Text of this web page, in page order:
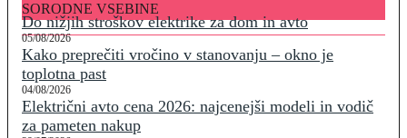
SORODNE VSEBINE
Do nižjih stroškov elektrike za dom in avto
05/08/2026
Kako preprečiti vročino v stanovanju – okno je
toplotna past
04/08/2026
Električni avto cena 2026: najcenejši modeli in vodič
za pameten nakup